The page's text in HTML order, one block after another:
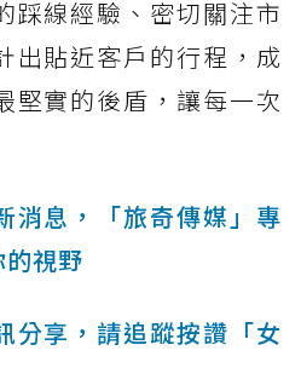
踩線經驗、密切關注市
出貼近客戶的行程，成
堅實的後盾，讓每一次
消息，「旅奇傳媒」專
視野
分享，請追蹤按讚「女